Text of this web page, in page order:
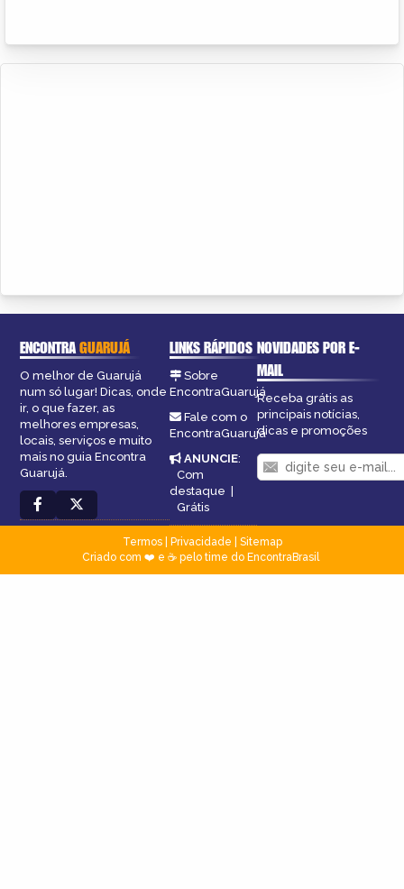
ENCONTRAGUARUJÁ
O melhor de Guarujá
num só lugar! Dicas, onde
ir, o que fazer, as
melhores empresas,
locais, serviços e muito
mais no guia Encontra
Guarujá.
LINKS RÁPIDOS
Sobre
EncontraGuarujá
Fale com o
EncontraGuarujá
ANUNCIE:
Com
destaque |
Grátis
NOVIDADES POR E-
MAIL
Receba grátis as
principais notícias,
dicas e promoções
Termos| Privacidade
Sitemap
Criado com ❤️ e ☕ pelo time do EncontraBrasil